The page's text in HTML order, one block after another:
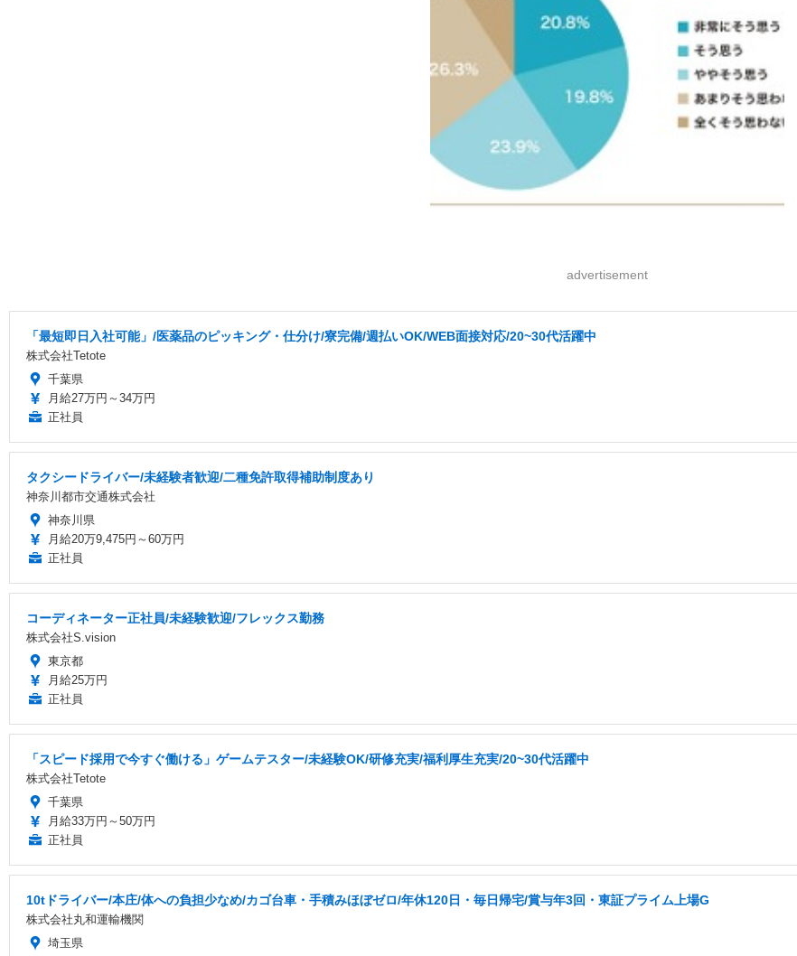
advertisement
「最短即日入社可能」/医薬品のピッキング・仕分け/寮完備/週払いOK/WEB面接対応/20~30代活躍中
株式会社Tetote
千葉県
月給27万円～34万円
正社員
タクシードライバー/未経験者歓迎/二種免許取得補助制度あり
神奈川都市交通株式会社
神奈川県
月給20万9,475円～60万円
正社員
コーディネーター正社員/未経験歓迎/フレックス勤務
株式会社S.vision
東京都
月給25万円
正社員
「スピード採用で今すぐ働ける」ゲームテスター/未経験OK/研修充実/福利厚生充実/20~30代活躍中
株式会社Tetote
千葉県
月給33万円～50万円
正社員
10tドライバー/本庄/体への負担少なめ/カゴ台車・手積みほぼゼロ/年休120日・毎日帰宅/賞与年3回・東証プライム上場G
株式会社丸和運輸機関
埼玉県